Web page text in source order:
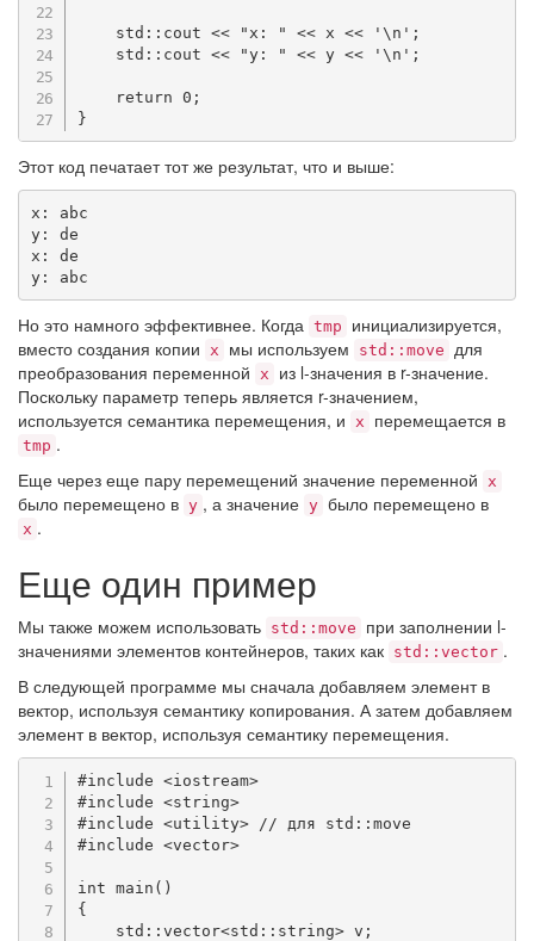
    std
:: cout << "x: " << x << '\n' ;
    std
:: cout << "y: " << y << '\n' ;
return 0 ;
}
Этот код печатает тот же результат, что и выше:
x: abc
y: de
x: de
y: abc
Но это намного эффективнее. Когда tmp
инициализируется,
вместо создания копии x мы используем std::move для
преобразования переменной x
из l-значения в r-значение.
Поскольку параметр теперь является r-значением,
используется семантика перемещения, и x перемещается в
tmp .
Еще через еще пару перемещений значение переменной x
было перемещено в y , а значение y было перемещено в
x .
Еще один пример
Мы также можем использовать std::move
при заполнении l-
значениями элементов контейнеров, таких как std::vector .
В следующей программе мы сначала добавляем элемент в
вектор, используя семантику копирования. А затем добавляем
элемент в вектор, используя семантику перемещения.
#include
<iostream>
#include
<string>
#include <utility>
// для std::move
#include <vector>
int main ( )
{
    std
::vector<std :: string> v ;